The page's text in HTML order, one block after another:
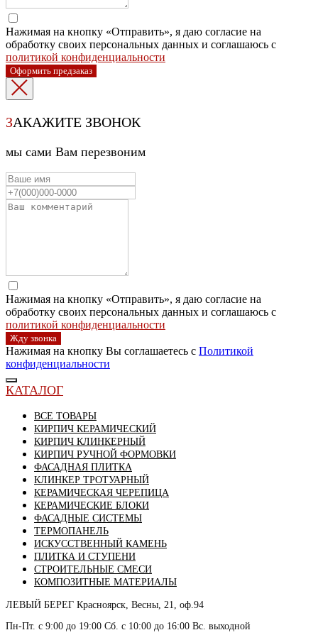
Нажимая на кнопку «Отправить», я даю согласие на
обработку своих персональных данных и соглашаюсь с
политикой конфиденциальности
Оформить предзаказ
ЗАКАЖИТЕ ЗВОНОК
мы сами Вам перезвоним
Нажимая на кнопку «Отправить», я даю согласие на
обработку своих персональных данных и соглашаюсь с
политикой конфиденциальности
Жду звонка
Нажимая на кнопку Вы соглашаетесь с Политикой
конфиденциальности
КАТАЛОГ
ВСЕ ТОВАРЫ
КИРПИЧ КЕРАМИЧЕСКИЙ
КИРПИЧ КЛИНКЕРНЫЙ
КИРПИЧ РУЧНОЙ ФОРМОВКИ
ФАСАДНАЯ ПЛИТКА
КЛИНКЕР ТРОТУАРНЫЙ
КЕРАМИЧЕСКАЯ ЧЕРЕПИЦА
КЕРАМИЧЕСКИЕ БЛОКИ
ФАСАДНЫЕ СИСТЕМЫ
ТЕРМОПАНЕЛЬ
ИСКУССТВЕННЫЙ КАМЕНЬ
ПЛИТКА И СТУПЕНИ
СТРОИТЕЛЬНЫЕ СМЕСИ
КОМПОЗИТНЫЕ МАТЕРИАЛЫ
ЛЕВЫЙ БЕРЕГ Красноярск, Весны, 21, оф.94
Пн-Пт. с 9:00 до 19:00 Сб. с 10:00 до 16:00 Вс. выходной